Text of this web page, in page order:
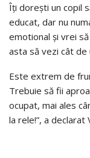
Îți dorești un copil
educat, dar nu
emotional și vrei
asta să vezi cât
Este extrem de
Trebuie să fii
ocupat, mai ales
la rele!”, a declarat